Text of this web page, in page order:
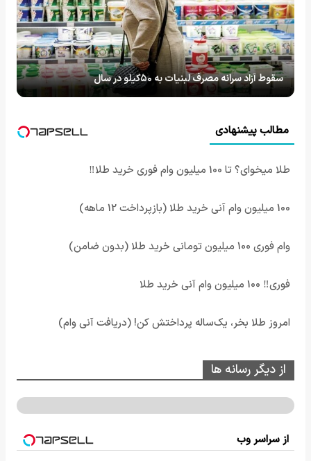
سقوط آزاد سرانه مصرف لبنیات به ۵۰کیلو در سال
مطالب پیشنهادی
طلا میخوای؟ تا 100 میلیون وام فوری خرید طلا‼️
100 میلیون وام آنی خرید طلا (بازپرداخت 12 ماهه)
وام فوری 100 میلیون تومانی خرید طلا (بدون ضامن)
فوری‼️ 100 میلیون وام آنی خرید طلا
امروز طلا بخر، یک‌ساله پرداختش کن! (دریافت آنی وام)
از دیگر رسانه ها
از سراسر وب